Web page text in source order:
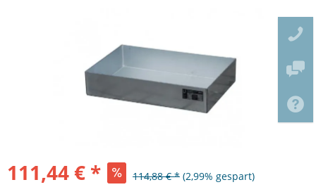
111,44 € * 114,88 € * (2,99% gespart)